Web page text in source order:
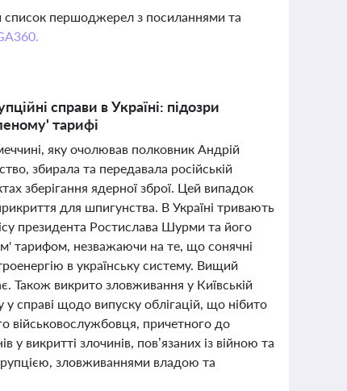
список першоджерел з посиланнями та
справи в Україні: підозри
тарифі
яку очолював полковник Андрій
збирала та передавала російській
зберігання ядерної зброї. Цей випадок
для шпигунства. В Україні тривають
президента Ростислава Шурми та його
тарифом, незважаючи на те, що сонячні
в українську систему. Вищий
Також викрито зловживання у Київській
у справі щодо випуску облігацій, що нібито
військовослужбовця, причетного до
викритті злочинів, пов’язаних із війною та
зловживаннями владою та